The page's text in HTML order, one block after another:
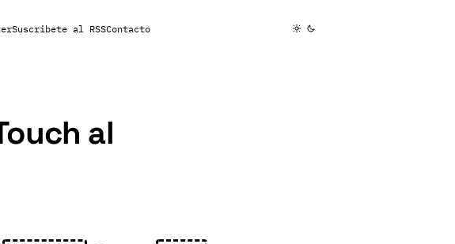
Suscribete al RSSContacto
al